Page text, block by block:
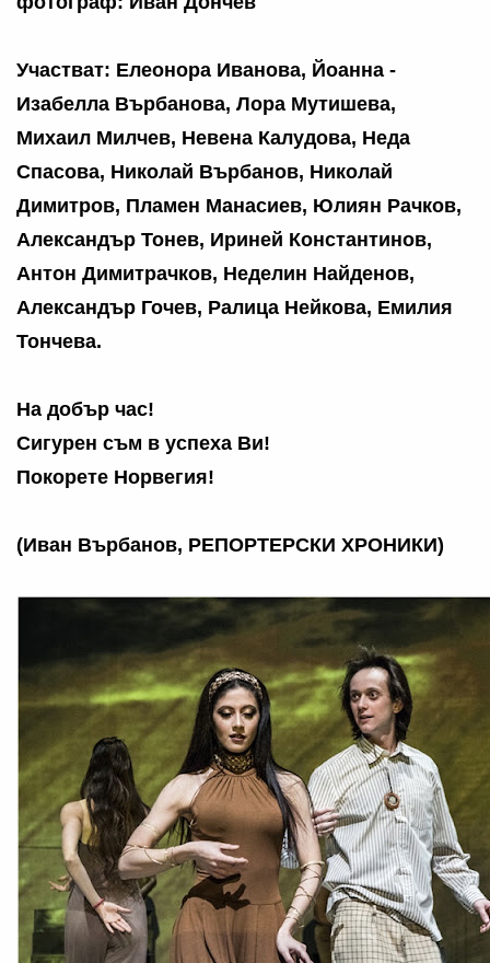
Участват: Елеонора Иванова, Йоанна -
Изабелла Върбанова, Лора Мутишева,
Михаил Милчев, Невена Калудова, Неда
Спасова, Николай Върбанов, Николай
Димитров, Пламен Манасиев, Юлиян Рачков,
Александър Тонев, Ириней Константинов,
Антон Димитрачков, Неделин Найденов,
Александър Гочев, Ралица Нейкова, Емилия
Тончева.
На добър час!
Сигурен съм в успеха Ви!
Покорете Норвегия!
(Иван Върбанов, РЕПОРТЕРСКИ ХРОНИКИ)